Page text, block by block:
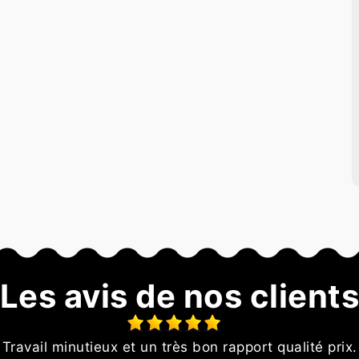
Les avis de nos clients
Travail minutieux et un très bon rapport qualité prix.